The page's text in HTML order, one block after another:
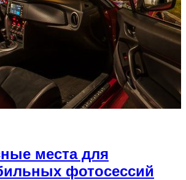
места для
фотосессий